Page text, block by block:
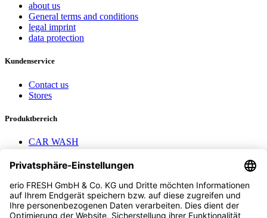
about us
General terms and conditions
legal imprint
data protection
Kundenservice
Contact us
Stores
Produktbereich
CAR WASH
AEROTEC Compressors
Nayax Cashless
Contact us